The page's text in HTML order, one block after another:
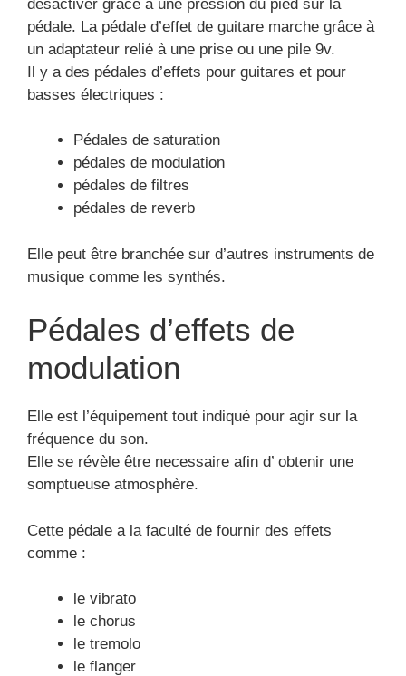
désactiver grâce à une pression du pied sur la
pédale. La pédale d’effet de guitare marche grâce à
un adaptateur relié à une prise ou une pile 9v.
Il y a des pédales d’effets pour guitares et pour
basses électriques :
Pédales de saturation
pédales de modulation
pédales de filtres
pédales de reverb
Elle peut être branchée sur d’autres instruments de
musique comme les synthés.
Pédales d’effets de
modulation
Elle est l’équipement tout indiqué pour agir sur la
fréquence du son.
Elle se révèle être necessaire afin d’ obtenir une
somptueuse atmosphère.
Cette pédale a la faculté de fournir des effets
comme :
le vibrato
le chorus
le tremolo
le flanger